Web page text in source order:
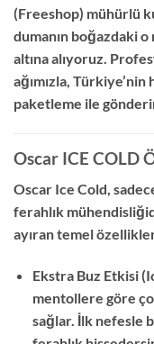
(Freeshop) mühürlü
dumanın boğazdaki
altına alıyoruz.
ağımızla, Türkiye’nin
paketleme ile
Oscar ICE COLD
Oscar Ice Cold,
ferahlık
ayıran temel
Ekstra Buz Etkisi
mentollere göre
sağlar. İlk nefesle